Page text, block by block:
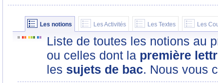
Les notions Les Activités Les Textes Les
Liste de toutes les notions au
ou celles dont la première
les sujets de bac. Nous vous